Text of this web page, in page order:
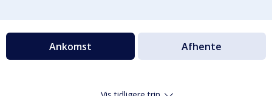
Ankomst Afhente